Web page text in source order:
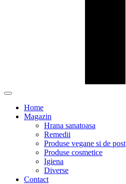
Home
Magazin
Hrana sanatoasa
Remedii
Produse vegane si de post
Produse cosmetice
Igiena
Diverse
Contact